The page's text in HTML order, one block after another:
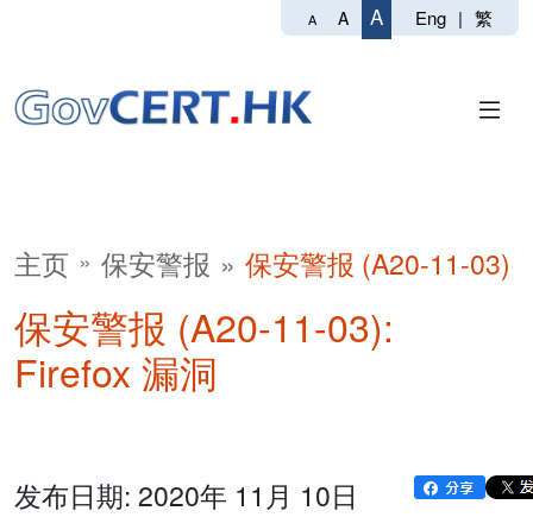
A A A Eng | 繁
主页 保安警报 保安警报 (A20-11-03)
保安警报 (A20-11-03):
Firefox 漏洞
发布日期: 2020年 11月 10日